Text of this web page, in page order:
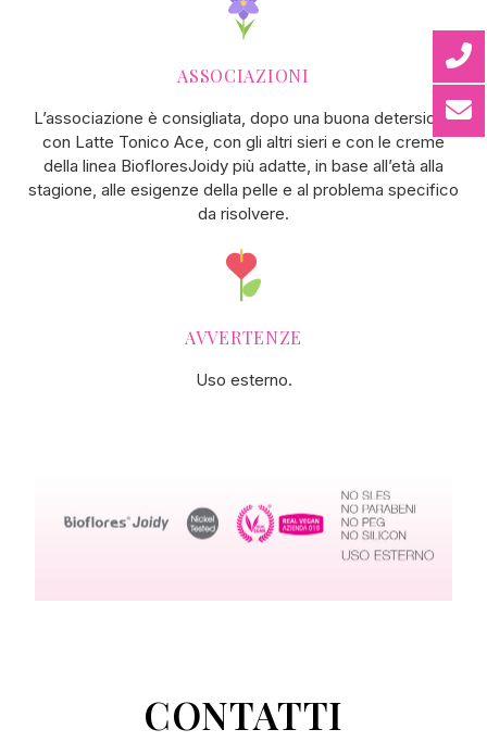
ASSOCIAZIONI
L’associazione è consigliata, dopo una buona detersione
con Latte Tonico Ace, con gli altri sieri e con le creme
della linea BiofloresJoidy più adatte, in base all’età alla
stagione, alle esigenze della pelle e al problema specifico
da risolvere.
AVVERTENZE
Uso esterno.
CONTATTI